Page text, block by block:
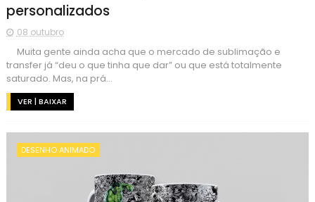
personalizados
08 outubro
Muita gente ainda acha que o mercado de sublimação e
transfer já “deu o que tinha que dar” ou que está totalmente
saturado. Mas, na prá...
VER | BAIXAR
DESENHO ANIMADO